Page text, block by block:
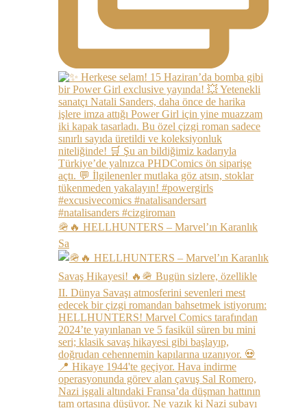
🪖🔥 HELLHUNTERS – Marvel’ın Karanlık
Sa